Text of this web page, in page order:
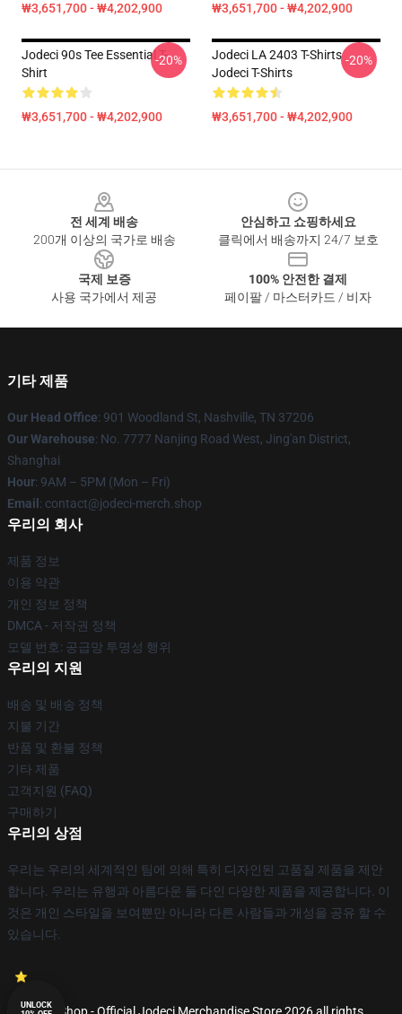
₩3,651,700 - ₩4,202,900 ₩3,651,700 - ₩4,202,900
Jodeci 90s Tee Essential T-
Shirt
₩3,651,700 - ₩4,202,900
-20%
Jodeci LA 2403 T-Shirts
Jodeci T-Shirts
₩3,651,700 - ₩4,202,900
-20%
전 세계 배송
200개 이상의 국가로 배송
안심하고 쇼핑하세요
클릭에서 배송까지 24/7 보호
국제 보증
사용 국가에서 제공
100% 안전한 결제
페이팔 / 마스터카드 / 비자
기타 제품
Our Head Office: 901 Woodland St, Nashville, TN 37206
Our Warehouse: No. 7777 Nanjing Road West, Jing'an District,
Shanghai
Hour: 9AM – 5PM (Mon – Fri)
Email : contact@jodeci-merch.shop
우리의 회사
제품 정보
이용 약관
개인 정보 정책
DMCA - 저작권 정책
모델 번호: 공급망 투명성 행위
우리의 지원
배송 및 배송 정책
지불 기간
반품 및 환불 정책
기타 제품
고객지원 (FAQ)
구매하기
우리의 상점
우리는 우리의 세계적인 팀에 의해 특히 디자인된 고품질 제품을 제안
합니다. 우리는 유행과 아름다운 둘 다인 다양한 제품을 제공합니다. 이
것은 개인 스타일을 보여뿐만 아니라 다른 사람들과 개성을 공유 할 수
있습니다.
UNLOCK